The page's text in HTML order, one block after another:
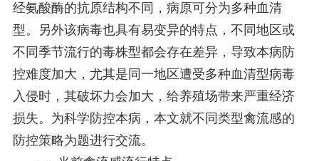
经氨酸酶的抗原结构不同，病原可分为多种血清
型。另外该病毒也具有易变异的特点，不同地区或
不同季节流行的毒株型都会存在差异，导致本病防
控难度加大，尤其是同一地区遭受多种血清型病毒
入侵时，其破坏力会加大，给养殖场带来严重经济
损失。为科学防控本病，本文就不同类型禽流感的
防控策略为题进行交流。